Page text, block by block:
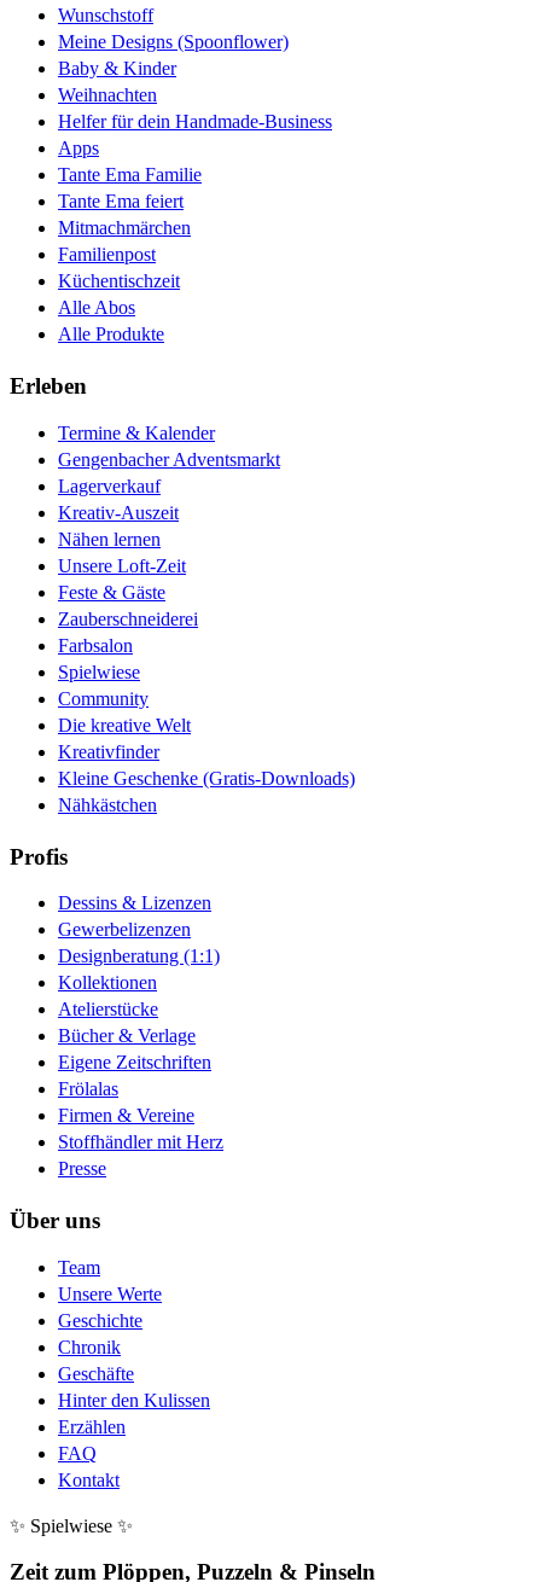
Wunschstoff
Meine Designs (Spoonflower)
Baby & Kinder
Weihnachten
Helfer für dein Handmade-Business
Apps
Tante Ema Familie
Tante Ema feiert
Mitmachmärchen
Familienpost
Küchentischzeit
Alle Abos
Alle Produkte
Erleben
Termine & Kalender
Gengenbacher Adventsmarkt
Lagerverkauf
Kreativ-Auszeit
Nähen lernen
Unsere Loft-Zeit
Feste & Gäste
Zauberschneiderei
Farbsalon
Spielwiese
Community
Die kreative Welt
Kreativfinder
Kleine Geschenke (Gratis-Downloads)
Nähkästchen
Profis
Dessins & Lizenzen
Gewerbelizenzen
Designberatung (1:1)
Kollektionen
Atelierstücke
Bücher & Verlage
Eigene Zeitschriften
Frölalas
Firmen & Vereine
Stoffhändler mit Herz
Presse
Über uns
Team
Unsere Werte
Geschichte
Chronik
Geschäfte
Hinter den Kulissen
Erzählen
FAQ
Kontakt
✨ Spielwiese ✨
Zeit zum Plöppen, Puzzeln & Pinseln